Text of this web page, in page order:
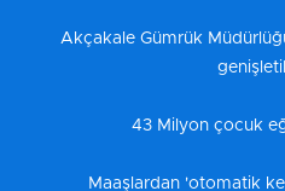
Akçakale Gümrük
43 Milyon çocuk
Maaşlardan 'otomatik